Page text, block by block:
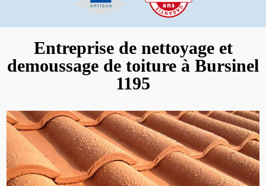
Entreprise de nettoyage et
demoussage de toiture à Bursinel
1195